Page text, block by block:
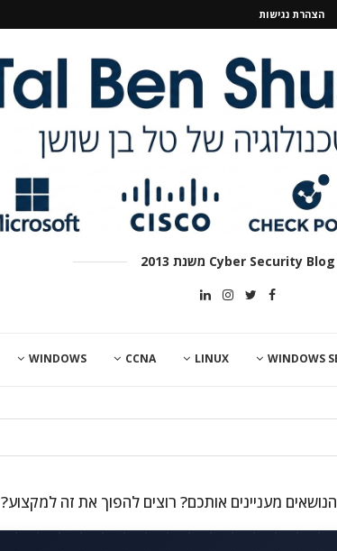
הצהרת נגישות
Cyber Security Blog משנת 2013
WINDOWS
LINUX
CCNA
WINDOWS
מעניינים אותכם? רוצים להפוך את זה למקצוע?